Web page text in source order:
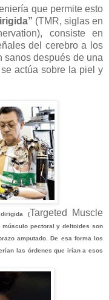
que permite esto
(TMR, siglas en
), consiste en
del cerebro a los
sanos después de una
actúa sobre la piel y
(Targeted Muscle
pectoral y deltoides son
amputado. De esa forma los
las órdenes que irían a esos